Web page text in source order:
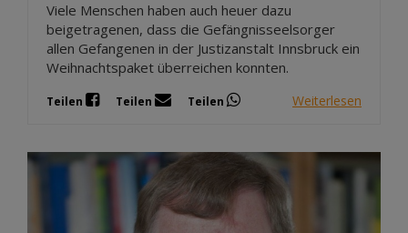
Viele Menschen haben auch heuer dazu
beigetragenen, dass die Gefängnisseelsorger
allen Gefangenen in der Justizanstalt Innsbruck ein
Weihnachtspaket überreichen konnten.
Teilen Teilen Teilen Weiterlesen